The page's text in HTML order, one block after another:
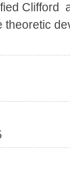
Clifford
theoretic